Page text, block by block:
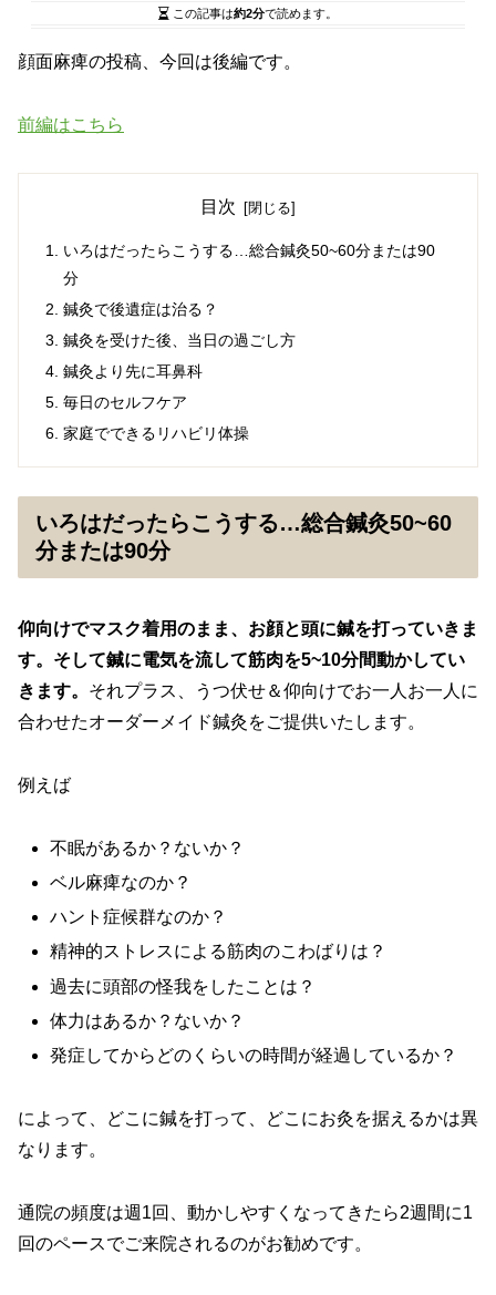
この記事は約2分で読めます。
顔面麻痺の投稿、今回は後編です。
前編はこちら
目次
いろはだったらこうする…総合鍼灸50~60分または90
分
鍼灸で後遺症は治る？
鍼灸を受けた後、当日の過ごし方
鍼灸より先に耳鼻科
毎日のセルフケア
家庭でできるリハビリ体操
いろはだったらこうする…総合鍼灸50~60
分または90分
仰向けでマスク着用のまま、お顔と頭に鍼を打っていきま
す。そして鍼に電気を流して筋肉を5~10分間動かしてい
きます。 それプラス、うつ伏せ＆仰向けでお一人お一人に
合わせたオーダーメイド鍼灸をご提供いたします。
例えば
不眠があるか？ないか？
ベル麻痺なのか？
ハント症候群なのか？
精神的ストレスによる筋肉のこわばりは？
過去に頭部の怪我をしたことは？
体力はあるか？ないか？
発症してからどのくらいの時間が経過しているか？
によって、どこに鍼を打って、どこにお灸を据えるかは異
なります。
通院の頻度は週1回、動かしやすくなってきたら2週間に1
回のペースでご来院されるのがお勧めです。